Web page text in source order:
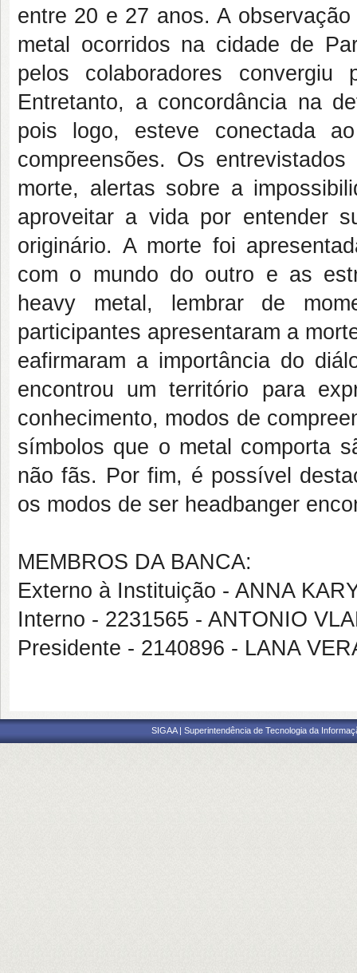
entre 20 e 27 anos. A
metal ocorridos na cidade de
pelos colaboradores
Entretanto, a concordância na
pois logo, esteve conectada
compreensões. Os
morte, alertas sobre a
aproveitar a vida por entender
originário. A morte foi
com o mundo do outro e as
heavy metal, lembrar de
participantes apresentaram a
eafirmaram a importância do
encontrou um território para
conhecimento, modos de
símbolos que o metal comporta
não fãs. Por fim, é possível
os modos de ser headbanger
MEMBROS DA BANCA:
Externo à Instituição - ANNA
Interno - 2231565 - ANTONIO
Presidente - 2140896 - LANA
SIGAA | Superintendência de Tecnologia da